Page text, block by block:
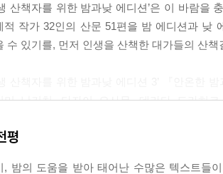
에 살 때 난 항상 겨울을 잘 견뎌냈다. 어느
고 있어서였다. 눈처럼 희고 연약한 그 꽃들
데 꼭 필요한 만큼을 끈질기게 견뎌냈다. 이
지역 산장에 있을 때 눈보라를 만났는데 마
는 모든 게 새로웠다. 부드럽고 곧게, 다리가
산책자를 위한 밤과낮 에디션’은 이 바람을
적 작가 32인의 산문 51편을 밤 에디션과 낮
수 있기를, 먼저 인생을 산책한 대가들의 산
미 난키치, 다자이 오사무, 데라다 도라히
쿠치 시노부, 오스카 와일드, 윌리엄 포크너,
평
, 밤의 도움을 받아 태어난 수많은 텍스트들